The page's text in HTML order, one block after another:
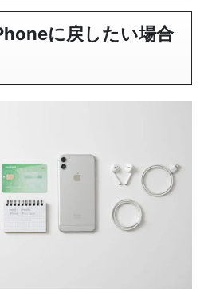
に戻したい場合